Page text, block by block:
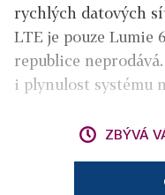
rychlých datových
LTE je pouze Lumie
republice
i plynulost systému
ZBÝVÁ